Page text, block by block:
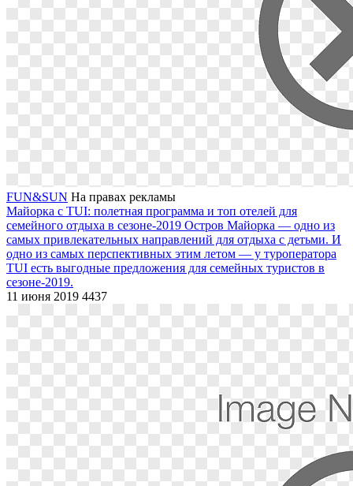
FUN&SUN На правах рекламы
Майорка с TUI: полетная программа и топ отелей для
семейного отдыха в сезоне-2019 Остров Майорка — одно из
самых привлекательных направлений для отдыха с детьми. И
одно из самых перспективных этим летом — у туроператора
TUI есть выгодные предложения для семейных туристов в
сезоне-2019.
11 июня 2019 4437